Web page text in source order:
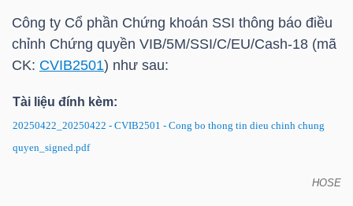
Công ty Cổ phần Chứng khoán SSI thông báo điều
chỉnh Chứng quyền VIB/5M/SSI/C/EU/Cash-18 (mã
CK: CVIB2501) như sau:
Tài liệu đính kèm:
20250422_20250422 - CVIB2501 - Cong bo thong tin dieu chinh chung
quyen_signed.pdf
HOSE
ĐỘNG
SẢN